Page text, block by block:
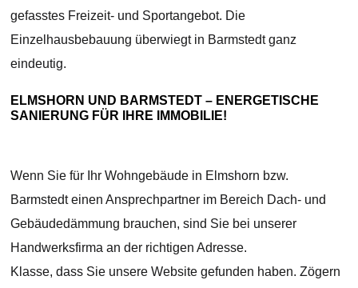
gefasstes Freizeit- und Sportangebot. Die
Einzelhausbebauung überwiegt in Barmstedt ganz
eindeutig.
ELMSHORN UND BARMSTEDT – ENERGETISCHE
SANIERUNG FÜR IHRE IMMOBILIE!
Wenn Sie für Ihr Wohngebäude in Elmshorn bzw.
Barmstedt einen Ansprechpartner im Bereich Dach- und
Gebäudedämmung brauchen, sind Sie bei unserer
Handwerksfirma an der richtigen Adresse.
Klasse, dass Sie unsere Website gefunden haben. Zögern